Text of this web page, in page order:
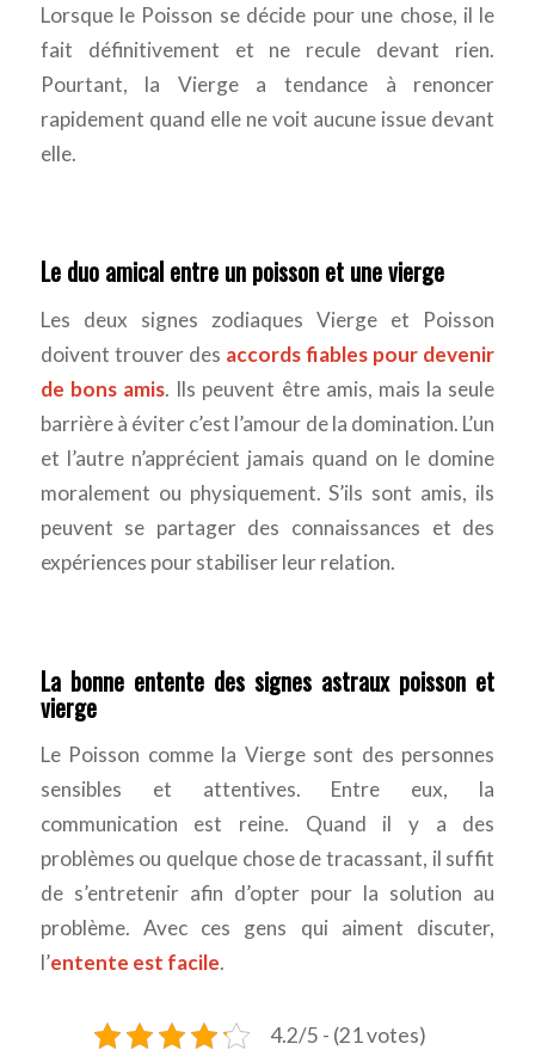
Lorsque le Poisson se décide pour une chose, il le
fait définitivement et ne recule devant rien.
Pourtant, la Vierge a tendance à renoncer
rapidement quand elle ne voit aucune issue devant
elle.
Le duo amical entre un poisson et une vierge
Les deux signes zodiaques Vierge et Poisson
doivent trouver des accords fiables pour devenir
de bons amis. Ils peuvent être amis, mais la seule
barrière à éviter c’est l’amour de la domination. L’un
et l’autre n’apprécient jamais quand on le domine
moralement ou physiquement. S’ils sont amis, ils
peuvent se partager des connaissances et des
expériences pour stabiliser leur relation.
La bonne entente des signes astraux poisson et
vierge
Le Poisson comme la Vierge sont des personnes
sensibles et attentives. Entre eux, la
communication est reine. Quand il y a des
problèmes ou quelque chose de tracassant, il suffit
de s’entretenir afin d’opter pour la solution au
problème. Avec ces gens qui aiment discuter,
l’entente est facile.
4.2/5 - (21 votes)